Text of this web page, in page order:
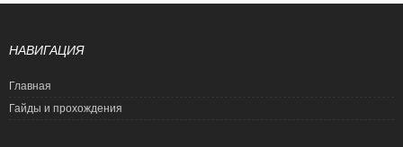
НАВИГАЦИЯ
Главная
Гайды и прохождения